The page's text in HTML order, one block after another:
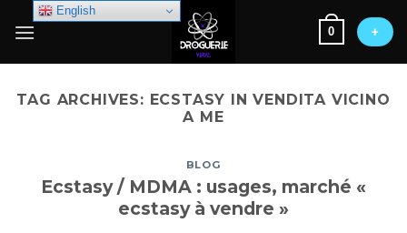
0 +
TAG ARCHIVES: ECSTASY IN VENDITA VICINO
A ME
BLOG
Ecstasy / MDMA : usages, marché «
ecstasy à vendre »
English